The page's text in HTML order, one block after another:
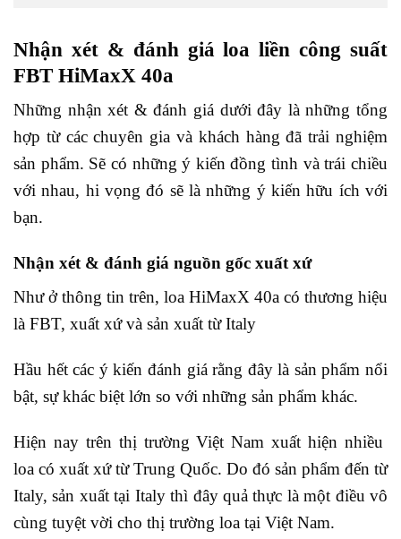
Nhận xét & đánh giá loa liền công suất
FBT HiMaxX 40a
Những nhận xét & đánh giá dưới đây là những tổng
hợp từ các chuyên gia và khách hàng đã trải nghiệm
sản phẩm. Sẽ có những ý kiến đồng tình và trái chiều
với nhau, hi vọng đó sẽ là những ý kiến hữu ích với
bạn.
Nhận xét & đánh giá nguồn gốc xuất xứ
Như ở thông tin trên, loa HiMaxX 40a có thương hiệu
là FBT, xuất xứ và sản xuất từ Italy
Hầu hết các ý kiến đánh giá rằng đây là sản phẩm nổi
bật, sự khác biệt lớn so với những sản phẩm khác.
Hiện nay trên thị trường Việt Nam xuất hiện nhiều
loa có xuất xứ từ Trung Quốc. Do đó sản phẩm đến từ
Italy, sản xuất tại Italy thì đây quả thực là một điều vô
cùng tuyệt vời cho thị trường loa tại Việt Nam.